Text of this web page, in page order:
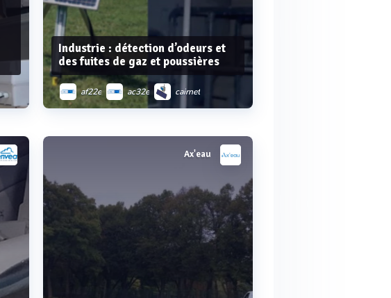
Industrie : détection d’odeurs et
des fuites de gaz et poussières
af22e ac32e cairnet
Ax'eau